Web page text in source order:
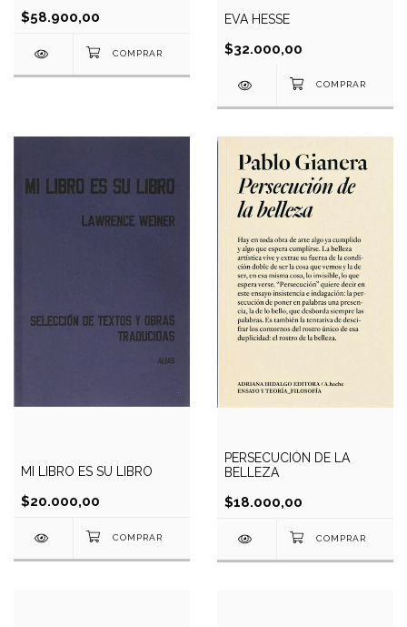
$58.900,00 EVA HESSE
$32.000,00
MI LIBRO ES SU LIBRO
$20.000,00
PERSECUCIÓN DE LA
BELLEZA
$18.000,00